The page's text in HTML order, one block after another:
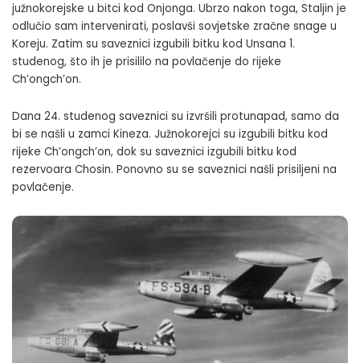
južnokorejske u bitci kod Onjonga. Ubrzo nakon toga, Staljin je
odlučio sam intervenirati, poslavši sovjetske zračne snage u
Koreju. Zatim su saveznici izgubili bitku kod Unsana 1.
studenog, što ih je prisililo na povlačenje do rijeke
Ch’ongch’on.
Dana 24. studenog saveznici su izvršili protunapad, samo da
bi se našli u zamci Kineza. Južnokorejci su izgubili bitku kod
rijeke Ch’ongch’on, dok su saveznici izgubili bitku kod
rezervoara Chosin. Ponovno su se saveznici našli prisiljeni na
povlačenje.